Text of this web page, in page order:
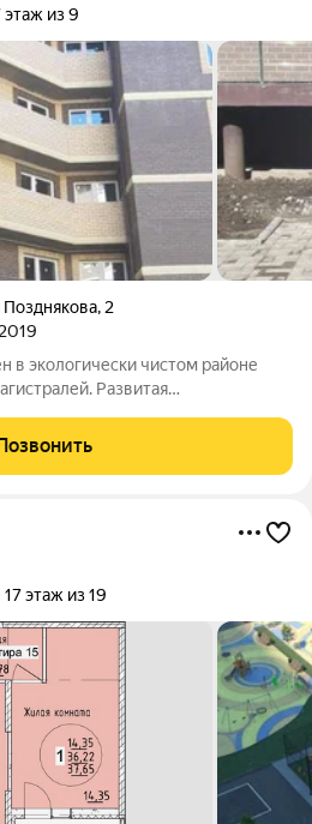
этаж из 9
, 2
экологически чистом районе
Развитая
учреждения для детей и
«Красная
17 этаж из 19